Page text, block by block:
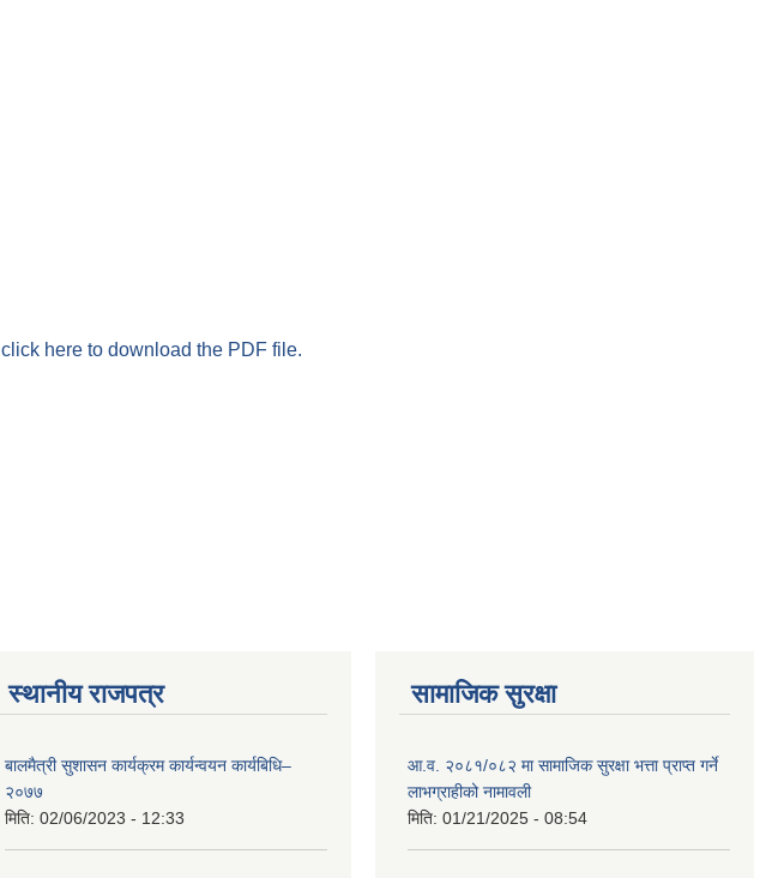
click here to download the PDF file.
स्थानीय राजपत्र
बालमैत्री सुशासन कार्यक्रम कार्यन्वयन कार्यबिधि–
२०७७
मिति: 02/06/2023 - 12:33
सामाजिक सुरक्षा
आ.व. २०८१/०८२ मा सामाजिक सुरक्षा भत्ता प्राप्त गर्ने
लाभग्राहीको नामावली
मिति: 01/21/2025 - 08:54